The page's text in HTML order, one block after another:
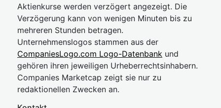
Aktienkurse werden verzögert angezeigt. Die
Verzögerung kann von wenigen Minuten bis zu
mehreren Stunden betragen.
Unternehmenslogos stammen aus der
CompaniesLogo.com Logo-Datenbank und
gehören ihren jeweiligen Urheberrechtsinhabern.
Companies Marketcap zeigt sie nur zu
redaktionellen Zwecken an.